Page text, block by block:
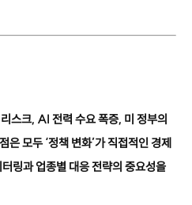
스크, AI 전력 수요 폭증, 미 정부의
모두 ‘정책 변화’가 직접적인 경제
링과 업종별 대응 전략의 중요성을